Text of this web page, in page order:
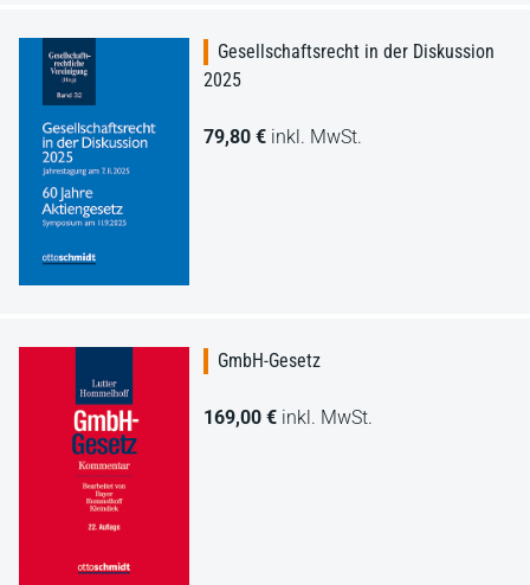
Gesellschaftsrecht in der Diskussion
2025
79,80 € inkl. MwSt.
GmbH-Gesetz
169,00 € inkl. MwSt.